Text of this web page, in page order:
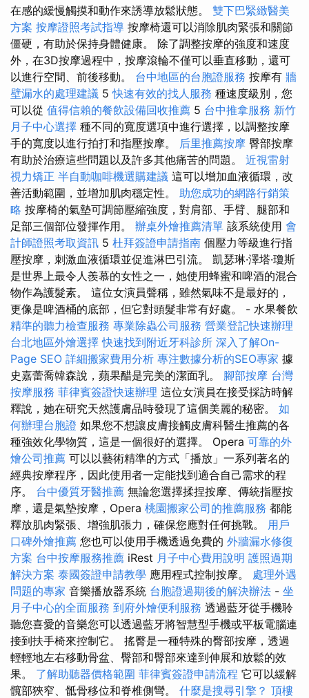
在感的緩慢觸摸和動作來誘導放鬆狀態。 雙下巴緊緻醫美
方案 按摩證照考試指導 按摩椅還可以消除肌肉緊張和關節
僵硬，有助於保持身體健康。 除了調整按摩的強度和速度
外，在3D按摩過程中，按摩滾輪不僅可以垂直移動，還可
以進行空間、前後移動。 台中地區的台胞證服務 按摩有 牆
壁漏水的處理建議 5快速有效的找人服務 種速度級別，您
可以從 值得信賴的餐飲設備回收推薦 5 台中推拿服務 新竹
月子中心選擇 種不同的寬度選項中進行選擇，以調整按摩
手的寬度以進行拍打和指壓按摩。 后里推薦按摩 臀部按摩
有助於治療這些問題以及許多其他痛苦的問題。 近視雷射
視力矯正 半自動咖啡機選購建議 這可以增加血液循環，改
善活動範圍，並增加肌肉穩定性。 助您成功的網路行銷策
略 按摩椅的氣墊可調節壓縮強度，對肩部、手臂、腿部和
足部三個部位發揮作用。 辦桌外燴推薦清單 該系統使用 會
計師證照考取資訊 5 杜拜簽證申請指南 個壓力等級進行指
壓按摩，刺激血液循環並促進淋巴引流。 凱瑟琳·澤塔·瓊斯
是世界上最令人羨慕的女性之一，她使用蜂蜜和啤酒的混合
物作為護髮素。 這位女演員聲稱，雖然氣味不是最好的，
更像是啤酒桶的底部，但它對頭髮非常有好處。 - 水果餐飲
精準的聽力檢查服務 專業除蟲公司服務 營業登記快速辦理
台北地區外燴選擇 快速找到附近牙科診所 深入了解On-
Page SEO 詳細搬家費用分析 專注數據分析的SEO專家 據
史嘉蕾喬韓森說，蘋果醋是完美的潔面乳。 腳部按摩 台灣
按摩服務 菲律賓簽證快速辦理 這位女演員在接受採訪時解
釋說，她在研究天然護膚品時發現了這個美麗的秘密。 如
何辦理台胞證 如果您不想讓皮膚接觸皮膚科醫生推薦的各
種強效化學物質，這是一個很好的選擇。 Opera 可靠的外
燴公司推薦 可以以藝術精準的方式「播放」一系列著名的
經典按摩程序，因此使用者一定能找到適合自己需求的程
序。 台中優質牙醫推薦 無論您選擇揉捏按摩、傳統指壓按
摩，還是氣墊按摩，Opera 桃園搬家公司的推薦服務 都能
釋放肌肉緊張、增強肌張力，確保您應對任何挑戰。 用戶
口碑外燴推薦 您也可以使用手機透過免費的 外牆漏水修復
方案 台中按摩服務推薦 iRest 月子中心費用說明 護照過期
解決方案 泰國簽證申請教學 應用程式控制按摩。 處理外遇
問題的專家 音樂播放器系統 台胞證過期後的解決辦法 - 坐
月子中心的全面服務 到府外燴便利服務 透過藍牙從手機聆
聽您喜愛的音樂您可以透過藍牙將智慧型手機或平板電腦連
接到扶手椅來控制它。 搖臀是一種特殊的臀部按摩，透過
輕輕地左右移動骨盆、臀部和臀部來達到伸展和放鬆的效
果。 了解助聽器價格範圍 菲律賓簽證申請流程 它可以緩解
髖部狹窄、骶骨移位和脊椎側彎。 什麼是搜尋引擎？ 頂樓